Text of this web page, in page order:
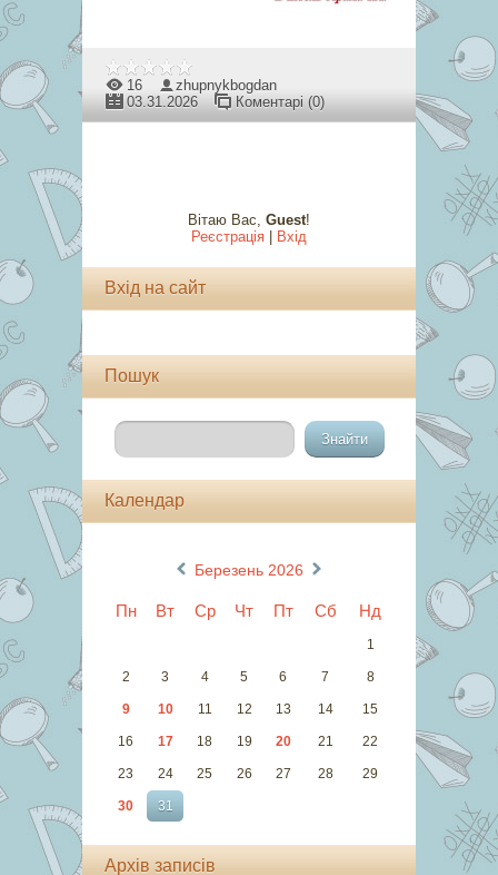
16
zhupnykbogdan
03.31.2026
Коментарі (0)
Вітаю Вас, Guest!
Реєстрація
Вхід
Вхід на сайт
Пошук
Календар
Березень 2026
Пн Вт Ср Чт Пт Сб Нд
1
2 3 4 5 6 7 8
9 10 11 12 13 14 15
16 17 18 19 20 21 22
23 24 25 26 27 28 29
30 31
Архів записів